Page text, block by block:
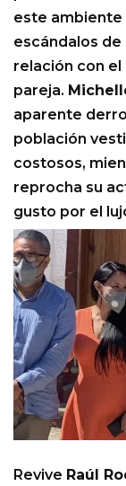
este ambiente
escándalos de
relación con
pareja.
aparente
población
costosos,
reprocha su
gusto por el
Revive Raúl